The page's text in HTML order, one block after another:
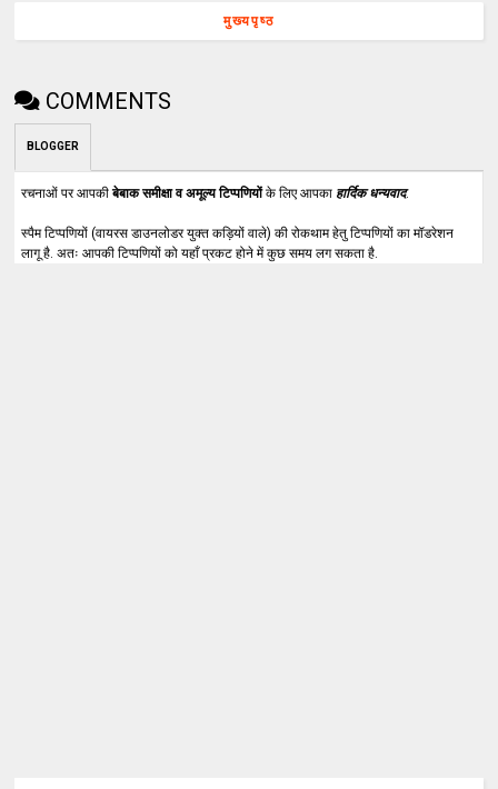
मुख्यपृष्ठ
COMMENTS
BLOGGER
रचनाओं पर आपकीबेबाक समीक्षा व अमूल्य टिप्पणियोंके लिए आपका हार्दिक धन्यवाद.
स्पैम टिप्पणियों (वायरस डाउनलोडर युक्त कड़ियों वाले) की रोकथाम हेतु टिप्पणियों का मॉडरेशन
लागू है. अतः आपकी टिप्पणियों को यहाँ प्रकट होने में कुछ समय लग सकता है.